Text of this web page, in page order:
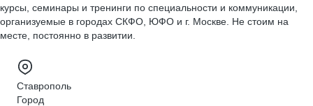
курсы, семинары и тренинги по специальности и коммуникации,
организуемые в городах СКФО, ЮФО и г. Москве. Не стоим на
месте, постоянно в развитии.
Ставрополь
Город